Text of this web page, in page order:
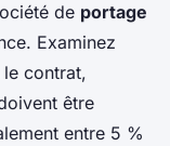
de portage
Examinez
contrat,
être
entre 5 %